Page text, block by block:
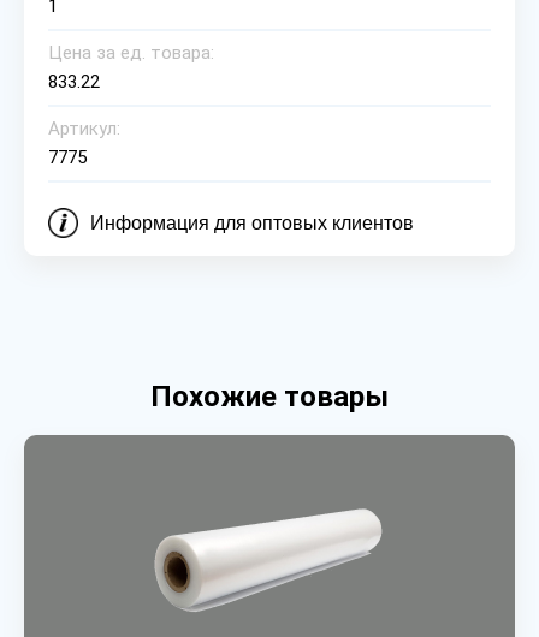
1
Цена за ед. товара:
833.22
Артикул:
7775
Информация для оптовых клиентов
Похожие товары